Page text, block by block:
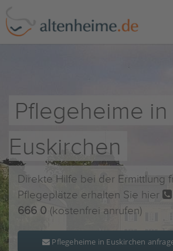
Pflegeheime
Euskirchen
Direkte Hilfe bei der Ermittlung
Pflegeplätze erhalten Sie hier
666 0 (kostenfrei anrufen)
Pflegeheime in Euskirchen